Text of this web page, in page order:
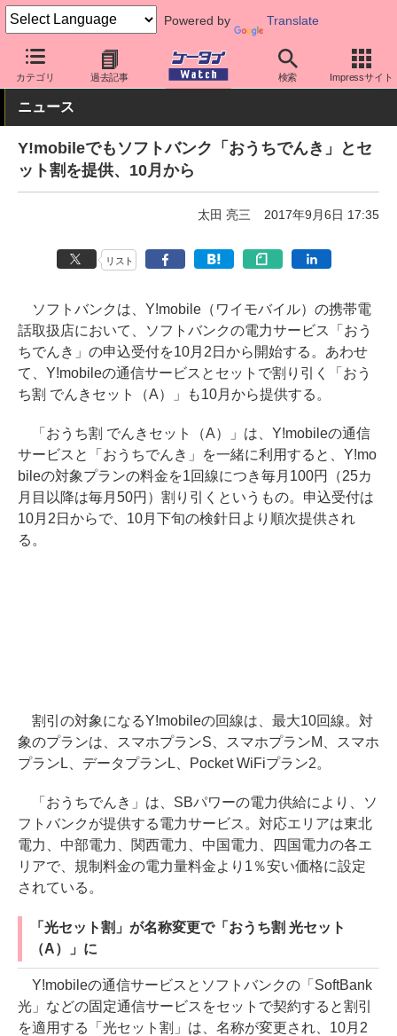
Powered by Translate
カテゴリ 過去記事 検索 Impressサイト
ケータイ Watch キャリア ワイモバイル 料金プラン・割引
ニュース
Y!mobileでもソフトバンク「おうちでんき」とセ
ット割を提供、10月から
太田 亮三 2017年9月6日 17:35
リスト
ソフトバンクは、Y!mobile（ワイモバイル）の携帯電
話取扱店において、ソフトバンクの電力サービス「おう
ちでんき」の申込受付を10月2日から開始する。あわせ
て、Y!mobileの通信サービスとセットで割り引く「おう
ち割 でんきセット（A）」も10月から提供する。
「おうち割 でんきセット（A）」は、Y!mobileの通信
サービスと「おうちでんき」を一緒に利用すると、Y!mo
bileの対象プランの料金を1回線につき毎月100円（25カ
月目以降は毎月50円）割り引くというもの。申込受付は
10月2日からで、10月下旬の検針日より順次提供され
る。
割引の対象になるY!mobileの回線は、最大10回線。対
象のプランは、スマホプランS、スマホプランM、スマホ
プランL、データプランL、Pocket WiFiプラン2。
「おうちでんき」は、SBパワーの電力供給により、ソ
フトバンクが提供する電力サービス。対応エリアは東北
電力、中部電力、関西電力、中国電力、四国電力の各エ
リアで、規制料金の電力量料金より1％安い価格に設定
されている。
「光セット割」が名称変更で「おうち割 光セット
（A）」に
Y!mobileの通信サービスとソフトバンクの「SoftBank
光」などの固定通信サービスをセットで契約すると割引
を適用する「光セット割」は、名称が変更され、10月2